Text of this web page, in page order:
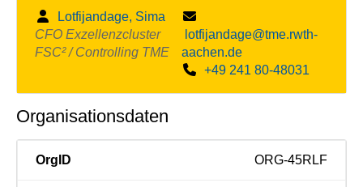
Lotfijandage, Sima
CFO Exzellenzcluster
FSC² / Controlling TME
lotfijandage@tme.rwth-
aachen.de
+49 241 80-48031
Organisationsdaten
OrgID ORG-45RLF